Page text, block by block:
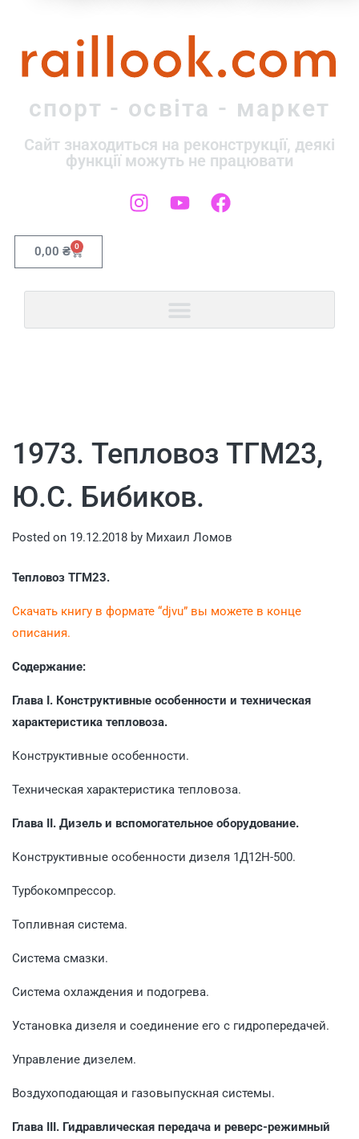
raillook.com
спорт - освіта - маркет
Сайт знаходиться на реконструкції, деякі
функції можуть не працювати
0,00 ₴ 0
1973. Тепловоз ТГМ23,
Ю.С. Бибиков.
Posted on 19.12.2018 by Михаил Ломов
Тепловоз ТГМ23.
Скачать книгу в формате “djvu” вы можете в конце
описания.
Содержание:
Глава I. Конструктивные особенности и техническая
характеристика тепловоза.
Конструктивные особенности.
Техническая характеристика тепловоза.
Глава II. Дизель и вспомогательное оборудование.
Конструктивные особенности дизеля 1Д12Н-500.
Турбокомпрессор.
Топливная система.
Система смазки.
Система охлаждения и подогрева.
Установка дизеля и соединение его с гидропередачей.
Управление дизелем.
Воздухоподающая и газовыпускная системы.
Глава III. Гидравлическая передача и реверс-режимный